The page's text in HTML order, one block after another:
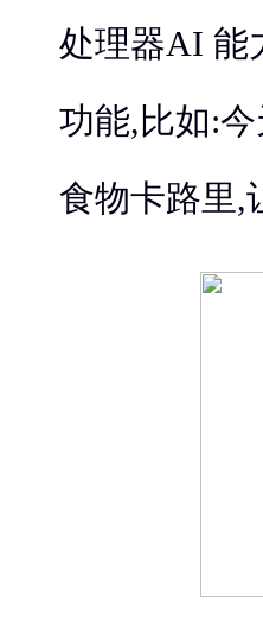
处理器AI 能
功能,比如:
食物卡路里,